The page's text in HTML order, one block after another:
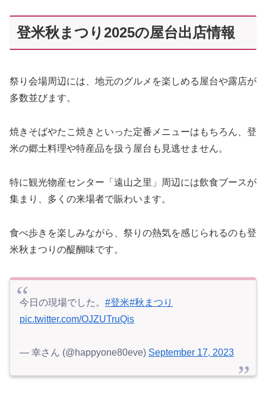
登米秋まつり2025の屋台出店情報
祭り会場周辺には、地元のグルメを楽しめる屋台や露店が
多数並びます。
焼きそばやたこ焼きといった定番メニューはもちろん、登
米の郷土料理や特産品を扱う屋台も見逃せません。
特に観光物産センター「遠山之里」周辺には飲食ブースが
集まり、多くの来場者で賑わいます。
食べ歩きを楽しみながら、祭りの熱気を感じられるのも登
米秋まつりの醍醐味です。
今日の現場でした。 #登米#秋まつり
pic.twitter.com/OJZUTruQis
— 幸さん (@happyone80eve) September 17, 2023